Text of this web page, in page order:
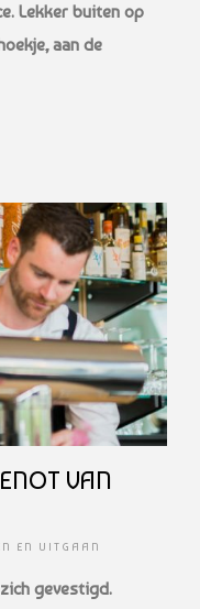
Lekker buiten op
aan de
VAN
EN UITGAAN
gevestigd.